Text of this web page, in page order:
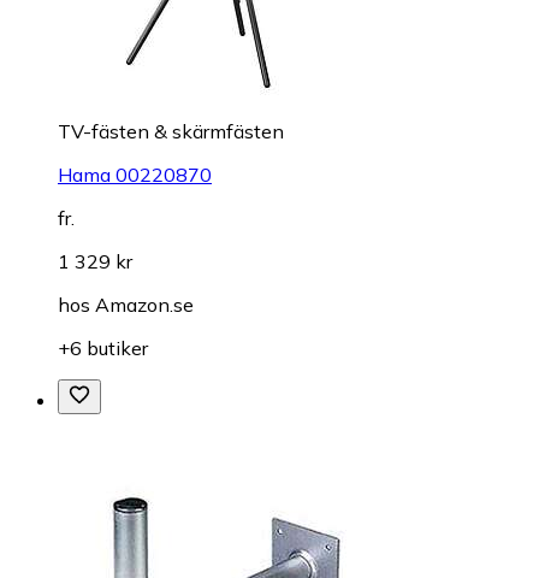
TV-fästen & skärmfästen
Hama 00220870
fr.
1 329 kr
hos Amazon.se
+6 butiker